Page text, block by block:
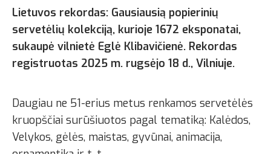
Lietuvos rekordas: Gausiausią popierinių
servetėlių kolekciją, kurioje 1672 eksponatai,
sukaupė vilnietė Eglė Klibavičienė. Rekordas
registruotas 2025 m. rugsėjo 18 d., Vilniuje.
Daugiau ne 51-erius metus renkamos servetėlės
kruopščiai surūšiuotos pagal tematiką: Kalėdos,
Velykos, gėlės, maistas, gyvūnai, animacija,